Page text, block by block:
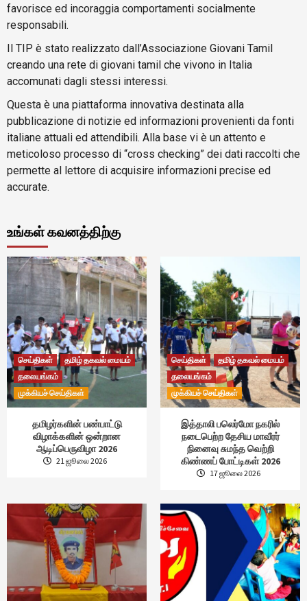
favorisce ed incoraggia comportamenti socialmente
responsabili.
Il TIP è stato realizzato dall’Associazione Giovani Tamil
creando una rete di giovani tamil che vivono in Italia
accomunati dagli stessi interessi.
Questa è una piattaforma innovativa destinata alla
pubblicazione di notizie ed informazioni provenienti da fonti
italiane attuali ed attendibili. Alla base vi è un attento e
meticoloso processo di “cross checking” dei dati raccolti che
permette al lettore di acquisire informazioni precise ed
accurate.
உங்கள் கவனத்திற்கு
செய்திகள்
தமிழ் தகவல் மையம்
தலையங்கம்
முக்கியச் செய்திகள்
தமிழர்களின் பண்பாட்டு
விழாக்களின் ஒன்றான
ஆடிப்பெருவிழா 2026
21 ஜூலை 2026
செய்திகள்
தமிழ் தகவல் மையம்
தலையங்கம்
முக்கியச் செய்திகள்
இத்தாலி பலெர்மோ நகரில்
நடைபெற்ற தேசிய மாவீரர்
நினைவு சுமந்த வெற்றி
கிண்ணப் போட்டிகள் 2026
17 ஜூலை 2026